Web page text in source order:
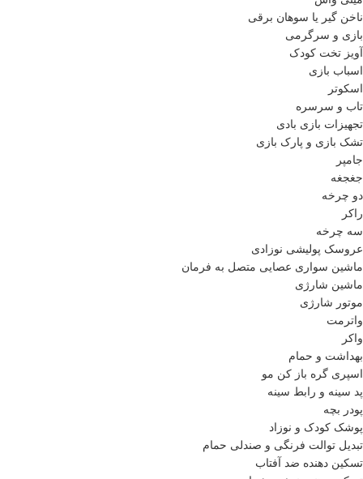
ناخن گیر یا سوهان برقی
بازی و سرگرمی
آویز تخت کودک
اسباب بازی
اسکوتر
تاب و سرسره
تجهیزات بازی بادی
تشک بازی و پارک بازی
جامپر
جغجغه
دو چرخه
راکر
سه چرخه
عروسک پولیشی نوزادی
ماشین سواری عصایی متصل به فرمان
ماشین شارژی
موتور شارژی
واترمت
واکر
بهداشت و حمام
اسپری گره باز کن مو
پد سینه و رابط سینه
پودر بچه
پوشک کودک و نوزاد
تبدیل توالت فرنگی و صندلی حمام
تسکین دهنده ضد آفتاب